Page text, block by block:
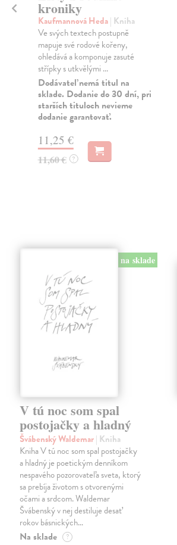
kroniky
Kaufmannová Heda| Kniha
Ve svých textech postupně
mapuje své rodové kořeny,
ohledává a komponuje zasuté
střípky s utkvělými ...
Dodávateľ nemá titul na
sklade. Dodanie do 30 dní, pri
starších tituloch nevieme
dodanie garantovať.
11,25 €
11,60 € ?
na sklade
V tú noc som spal
postojačky a hladný
Švábenský Waldemar| Kniha
Kniha V tú noc som spal postojačky
a hladný je poetickým denníkom
nespavého pozorovateľa sveta, ktorý
sa prebíja životom s otvorenými
očami a srdcom. Waldemar
Švábenský v nej destiluje desať
rokov básnických…
Na sklade ?